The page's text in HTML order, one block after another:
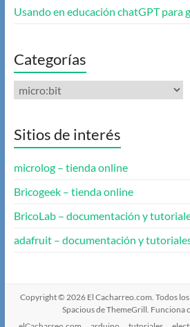
Usando en educación chatGPT para
Categorías
Categorías
Sitios de interés
microlog – tienda online
Bricogeek – tienda online
BricoLab – documentación y
adafruit – documentación y
Copyright © 2026 El Cacharreo.com. Todos
Spaciousde ThemeGrill. Funciona